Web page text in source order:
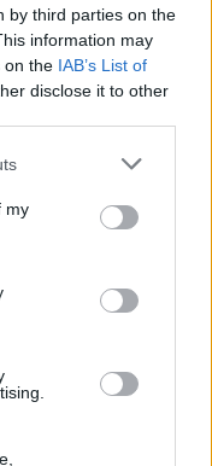
by third parties on the
information may
on the IAB’s List of
disclose it to other
or more Google
You may click to
third-party tags to
in below Google
my
en el puesto
en banda izquierda,